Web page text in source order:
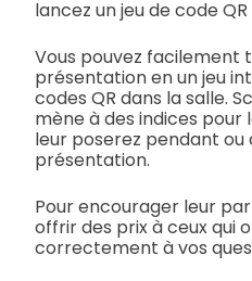
lancez un jeu de code
Vous pouvez
présentation en un jeu
codes QR dans la salle.
mène à des indices pour
leur poserez pendant ou
présentation.
Pour encourager leur
offrir des prix à ceux qui
correctement à vos